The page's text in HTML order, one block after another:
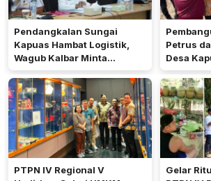
Pendangkalan Sungai
Kapuas Hambat Logistik,
Wagub Kalbar Minta
Pengerukan Diprioritaskan
Petrus
Desa
Pemkab
Akses
PTPN IV Regional V
Gelar